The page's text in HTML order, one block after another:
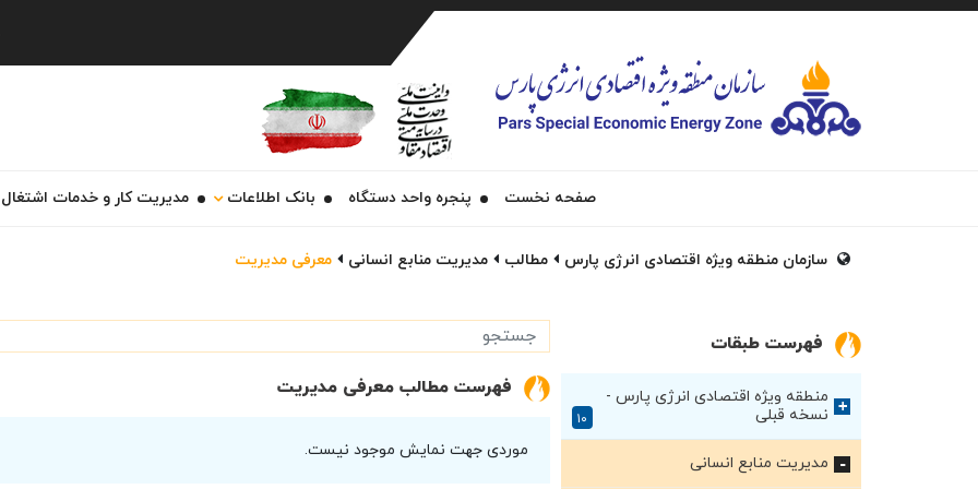
صفحه نخست پنجره واحد دستگاه بانک اطلاعات مدیریت کار و خدمات اشتغال
سازمان منطقه ویژه اقتصادی انرژی پارس مطالب مدیریت منابع انسانی معرفی مدیریت
فهرست مطالب معرفی مدیریت
موردی جهت نمایش موجود نیست.
فهرست طبقات
+
منطقه ویژه اقتصادی انرژی پارس -
نسخه قبلی
۱۰
مدیریت منابع انسانی